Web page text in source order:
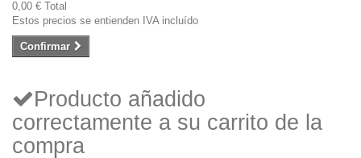
0,00 € Total
Estos precios se entienden IVA incluído
Confirmar
Producto añadido
correctamente a su carrito de la
compra